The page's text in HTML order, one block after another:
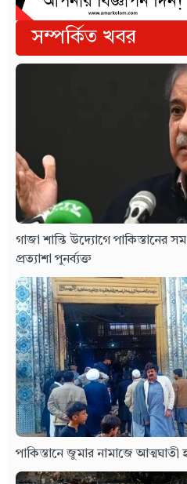
সম্পর্কিত খবর
গাজা শান্তি উদ্যোগে পাকিস্তানের
প্রত্যাশা পুনর্ব্যক্ত
পাকিস্তানে জুমার নামাজে আত্মঘাতী